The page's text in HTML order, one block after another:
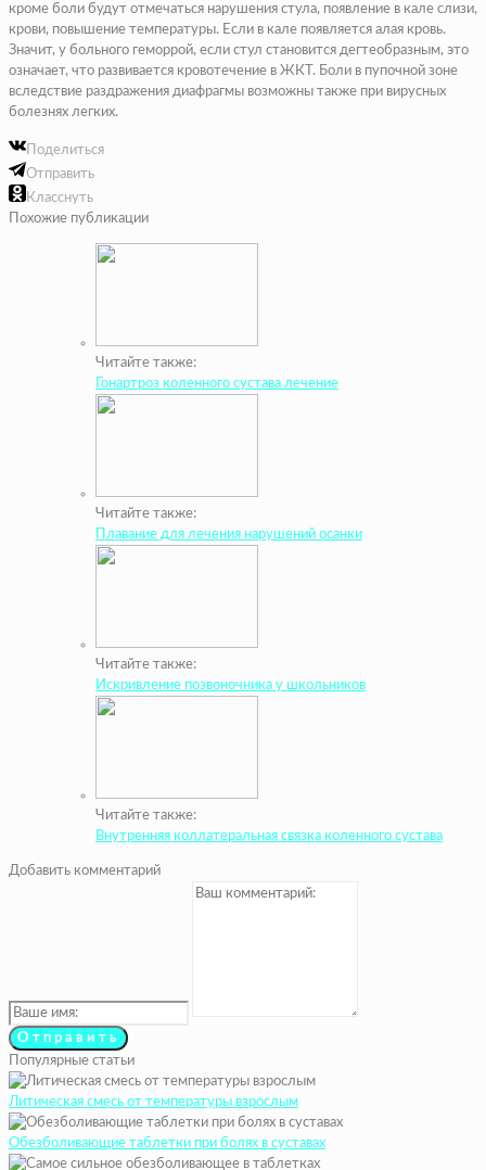
кроме боли будут отмечаться нарушения стула, появление в кале слизи,
крови, повышение температуры. Если в кале появляется алая кровь.
Значит, у больного геморрой, если стул становится дегтеобразным, это
означает, что развивается кровотечение в ЖКТ. Боли в пупочной зоне
вследствие раздражения диафрагмы возможны также при вирусных
болезнях легких.
Поделиться
Отправить
Класснуть
Похожие публикации
Читайте также:
Гонартроз коленного сустава лечение
Читайте также:
Плавание для лечения нарушений осанки
Читайте также:
Искривление позвоночника у школьников
Читайте также:
Внутренняя коллатеральная связка коленного сустава
Добавить комментарий
Популярные статьи
Литическая смесь от температуры взрослым
Обезболивающие таблетки при болях в суставах